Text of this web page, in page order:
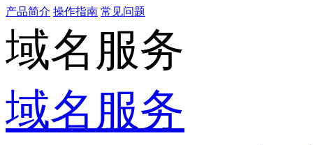
产品简介 操作指南 常见问题
域名服务
域名服务